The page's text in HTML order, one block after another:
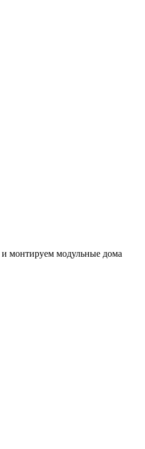
монтируем модульные дома